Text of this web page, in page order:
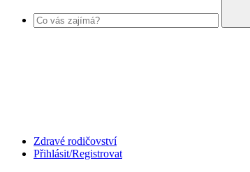
Zdravé rodičovství
Přihlásit/Registrovat